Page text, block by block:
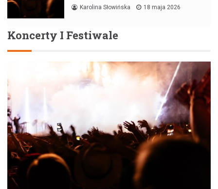
Karolina Słowińska 18 maja 2026
Koncerty I Festiwale